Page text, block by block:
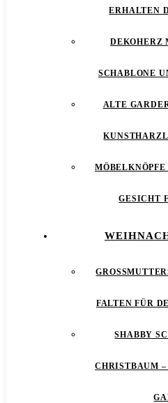
ERHALTEN
DEKOHERZ
SCHABLONE
ALTE
GESICHT
ALTEN FÜR
SHABBY
CHRISTBAUM